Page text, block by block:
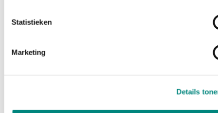
Statistieken
Marketing
Details